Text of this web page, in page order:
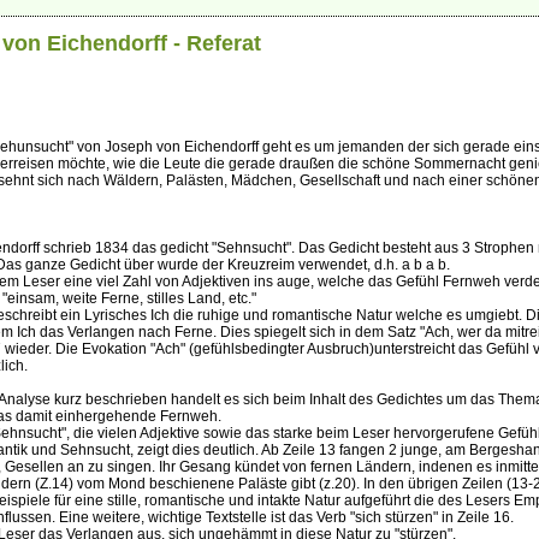
Eichendorff - Referat
von Joseph von Eichendorff geht es um jemanden der sich gerade
möchte, wie die Leute die gerade draußen die schöne Sommernacht
sich nach Wäldern, Palästen, Mädchen, Gesellschaft und nach einer
schrieb 1834 das gedicht "Sehnsucht". Das Gedicht besteht aus 3 Strophen
ganze Gedicht über wurde der Kreuzreim verwendet, d.h. a b a b.
Leser eine viel Zahl von Adjektiven ins auge, welche das Gefühl Fernweh
weite Ferne, stilles Land, etc."
ein Lyrisches Ich die ruhige und romantische Natur welche es umgiebt.
Ich das Verlangen nach Ferne. Dies spiegelt sich in dem Satz "Ach, wer da
Die Evokation "Ach" (gefühlsbedingter Ausbruch)unterstreicht das Gefühl
kurz beschrieben handelt es sich beim Inhalt des Gedichtes um das
damit einhergehende Fernweh.
die vielen Adjektive sowie das starke beim Leser hervorgerufene
und Sehnsucht, zeigt dies deutlich. Ab Zeile 13 fangen 2 junge, am
an zu singen. Ihr Gesang kündet von fernen Ländern, indenen es
(Z.14) vom Mond beschienene Paläste gibt (z.20). In den übrigen Zeilen (13-
für eine stille, romantische und intakte Natur aufgeführt die des Lesers
Eine weitere, wichtige Textstelle ist das Verb "sich stürzen" in Zeile 16.
das Verlangen aus, sich ungehämmt in diese Natur zu "stürzen".